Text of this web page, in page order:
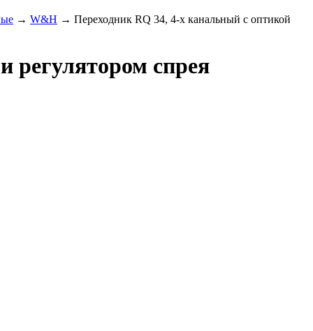
→ W&H → Переходник RQ 34, 4-х канальный с оптикой
регулятором спрея